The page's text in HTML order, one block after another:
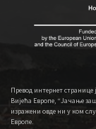
Превод интернет странице
Вијећа Европе, “Јачање
изражени овде ни у ком
Европе.